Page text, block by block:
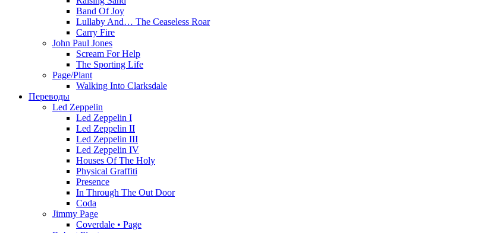
Band Of Joy
Lullaby And… The Ceaseless Roar
Carry Fire
John Paul Jones
Scream For Help
The Sporting Life
Page/Plant
Walking Into Clarksdale
Переводы
Led Zeppelin
Led Zeppelin I
Led Zeppelin II
Led Zeppelin III
Led Zeppelin IV
Houses Of The Holy
Physical Graffiti
Presence
In Through The Out Door
Coda
Jimmy Page
Coverdale • Page